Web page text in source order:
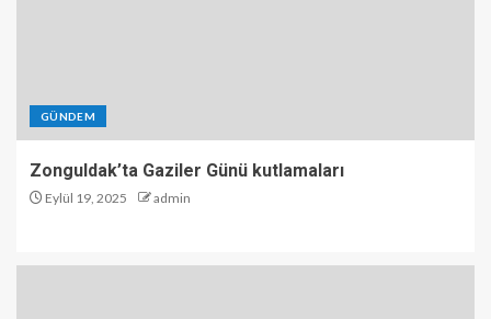
GÜNDEM
Zonguldak’ta Gaziler Günü kutlamaları
Eylül 19, 2025 admin